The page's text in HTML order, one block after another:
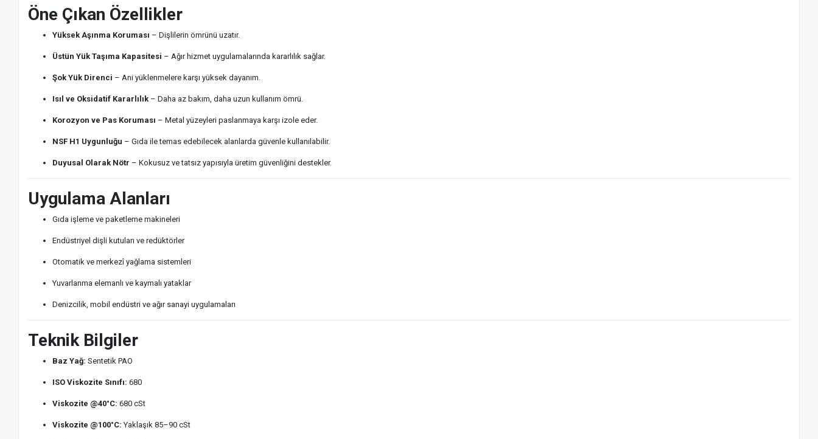
Öne Çıkan Özellikler
Yüksek Aşınma Koruması – Dişlilerin ömrünü uzatır.
Üstün Yük Taşıma Kapasitesi – Ağır hizmet uygulamalarında kararlılık sağlar.
Şok Yük Direnci – Ani yüklenmelere karşı yüksek dayanım.
Isıl ve Oksidatif Kararlılık – Daha az bakım, daha uzun kullanım ömrü.
Korozyon ve Pas Koruması – Metal yüzeyleri paslanmaya karşı izole eder.
NSF H1 Uygunluğu – Gıda ile temas edebilecek alanlarda güvenle kullanılabilir.
Duyusal Olarak Nötr – Kokusuz ve tatsız yapısıyla üretim güvenliğini destekler.
Uygulama Alanları
Gıda işleme ve paketleme makineleri
Endüstriyel dişli kutuları ve redüktörler
Otomatik ve merkezî yağlama sistemleri
Yuvarlanma elemanlı ve kaymalı yataklar
Denizcilik, mobil endüstri ve ağır sanayi uygulamaları
Teknik Bilgiler
Baz Yağ: Sentetik PAO
ISO Viskozite Sınıfı: 680
Viskozite @40°C: 680 cSt
Viskozite @100°C: Yaklaşık 85–90 cSt